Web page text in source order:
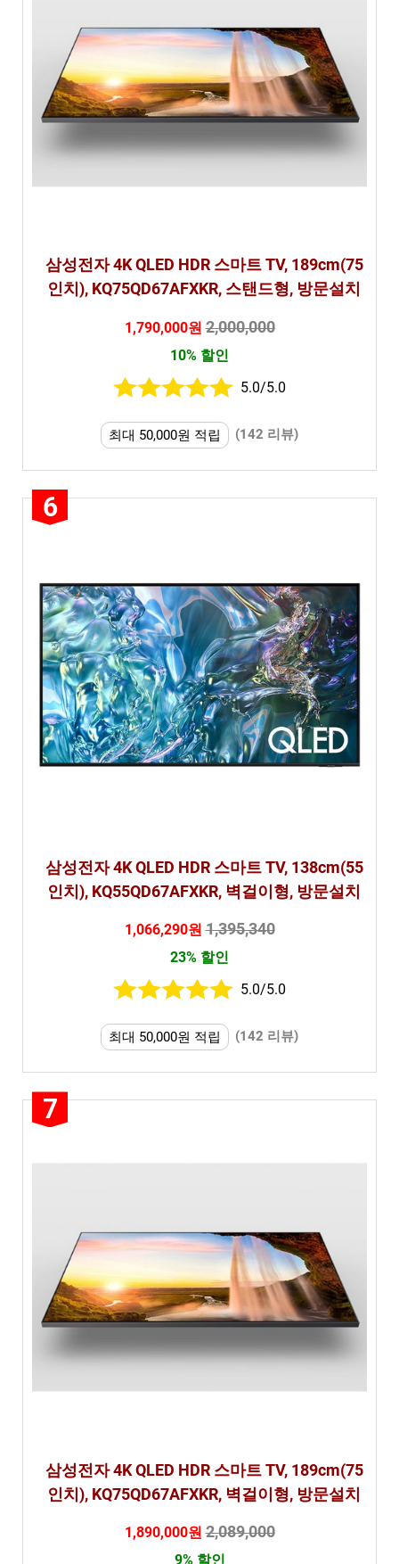
삼성전자 4K QLED HDR 스마트 TV, 189cm(75
인치), KQ75QD67AFXKR, 스탠드형, 방문설치
1,790,000원2,000,000
10% 할인
5.0/5.0
최대 50,000원 적립 (142 리뷰)
6
삼성전자 4K QLED HDR 스마트 TV, 138cm(55
인치), KQ55QD67AFXKR, 벽걸이형, 방문설치
1,066,290원1,395,340
23% 할인
5.0/5.0
최대 50,000원 적립 (142 리뷰)
7
삼성전자 4K QLED HDR 스마트 TV, 189cm(75
인치), KQ75QD67AFXKR, 벽걸이형, 방문설치
1,890,000원2,089,000
9% 할인